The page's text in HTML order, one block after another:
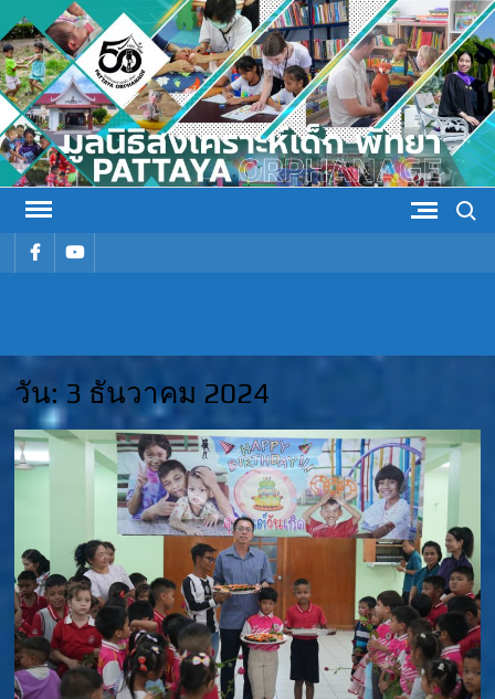
Skip
to
content
รายการรายการ
สงเคราะห์
เด็ก พัทยา
วัน: 3 ธันวาคม 2024